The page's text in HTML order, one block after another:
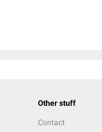
Other stuff
Contact